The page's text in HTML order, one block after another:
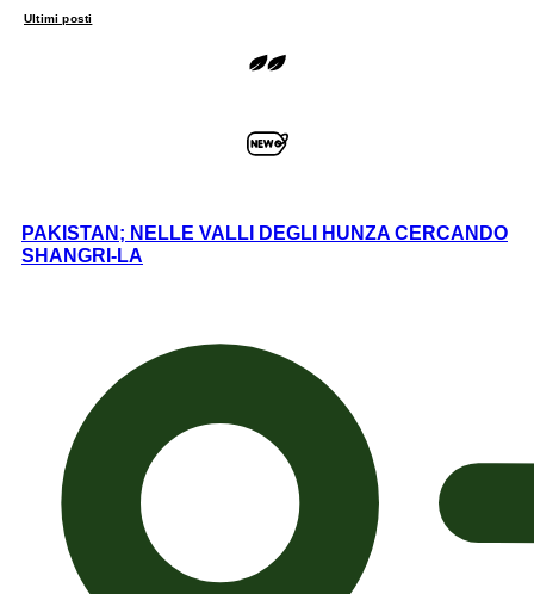
Ultimi posti
PAKISTAN; NELLE VALLI DEGLI HUNZA CERCANDO
SHANGRI-LA